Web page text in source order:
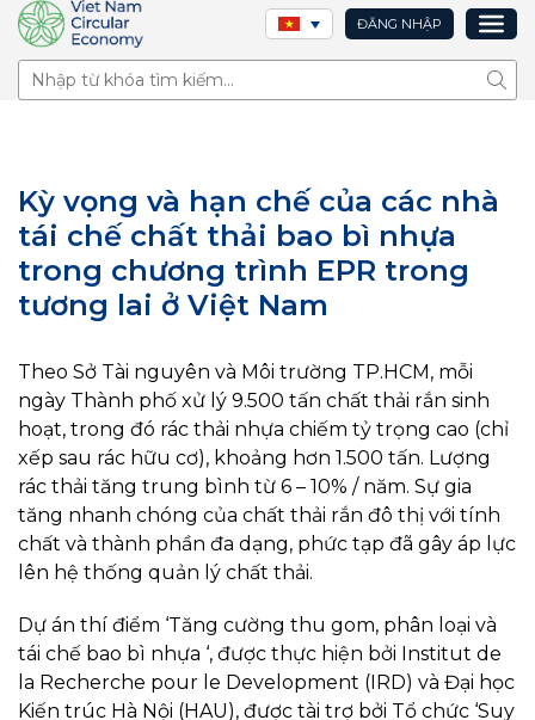
ĐĂNG NHẬP
Tìm
Kỳ vọng và hạn chế của các nhà
tái chế chất thải bao bì nhựa
trong chương trình EPR trong
tương lai ở Việt Nam
Theo Sở Tài nguyên và Môi trường TP.HCM, mỗi
ngày Thành phố xử lý 9.500 tấn chất thải rắn sinh
hoạt, trong đó rác thải nhựa chiếm tỷ trọng cao (chỉ
xếp sau rác hữu cơ), khoảng hơn 1.500 tấn. Lượng
rác thải tăng trung bình từ 6 – 10% / năm. Sự gia
tăng nhanh chóng của chất thải rắn đô thị với tính
chất và thành phần đa dạng, phức tạp đã gây áp lực
lên hệ thống quản lý chất thải.
Dự án thí điểm ‘Tăng cường thu gom, phân loại và
tái chế bao bì nhựa ‘, được thực hiện bởi Institut de
la Recherche pour le Development (IRD) và Đại học
Kiến trúc Hà Nội (HAU), được tài trợ bởi Tổ chức ‘Suy